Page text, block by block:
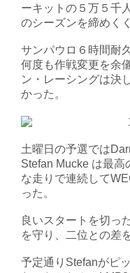
ーキットの５万５千
のシーズンを締めく
サンパウロ６時間耐
何度も作戦変更を余
ン・レーシングは決
かった。
土曜日の予選では
Stefan Mucke は最
な走りで連続して
った。
良いスタートを切っ
を守り、二位との差
予定通りStefanがピ